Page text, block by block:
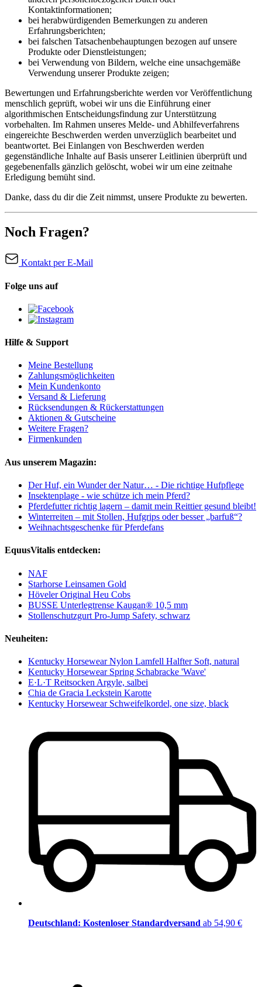
Kontaktinformationen;
bei herabwürdigenden Bemerkungen zu anderen
Erfahrungsberichten;
bei falschen Tatsachenbehauptungen bezogen auf unsere
Produkte oder Dienstleistungen;
bei Verwendung von Bildern, welche eine unsachgemäße
Verwendung unserer Produkte zeigen;
Bewertungen und Erfahrungsberichte werden vor Veröffentlichung
menschlich geprüft, wobei wir uns die Einführung einer
algorithmischen Entscheidungsfindung zur Unterstützung
vorbehalten. Im Rahmen unseres Melde- und Abhilfeverfahrens
eingereichte Beschwerden werden unverzüglich bearbeitet und
beantwortet. Bei Einlangen von Beschwerden werden
gegenständliche Inhalte auf Basis unserer Leitlinien überprüft und
gegebenenfalls gänzlich gelöscht, wobei wir um eine zeitnahe
Erledigung bemüht sind.
Danke, dass du dir die Zeit nimmst, unsere Produkte zu bewerten.
Noch Fragen?
Kontakt per E-Mail
Folge uns auf
Hilfe & Support
Meine Bestellung
Zahlungsmöglichkeiten
Mein Kundenkonto
Versand & Lieferung
Rücksendungen & Rückerstattungen
Aktionen & Gutscheine
Weitere Fragen?
Firmenkunden
Aus unserem Magazin:
Der Huf, ein Wunder der Natur… - Die richtige Hufpflege
Insektenplage - wie schütze ich mein Pferd?
Pferdefutter richtig lagern – damit mein Reittier gesund bleibt!
Winterreiten – mit Stollen, Hufgrips oder besser „barfuß“?
Weihnachtsgeschenke für Pferdefans
EquusVitalis entdecken:
NAF
Starhorse Leinsamen Gold
Höveler Original Heu Cobs
BUSSE Unterlegtrense Kaugan® 10,5 mm
Stollenschutzgurt Pro-Jump Safety, schwarz
Neuheiten:
Kentucky Horsewear Nylon Lamfell Halfter Soft, natural
Kentucky Horsewear Spring Schabracke 'Wave'
E·L·T Reitsocken Argyle, salbei
Chia de Gracia Leckstein Karotte
Kentucky Horsewear Schweifelkordel, one size, black
Deutschland: Kostenloser Standardversand ab 54,90 €